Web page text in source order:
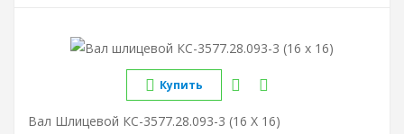
Купить
Вал Шлицевой КС-3577.28.093-3 (16 Х 16)